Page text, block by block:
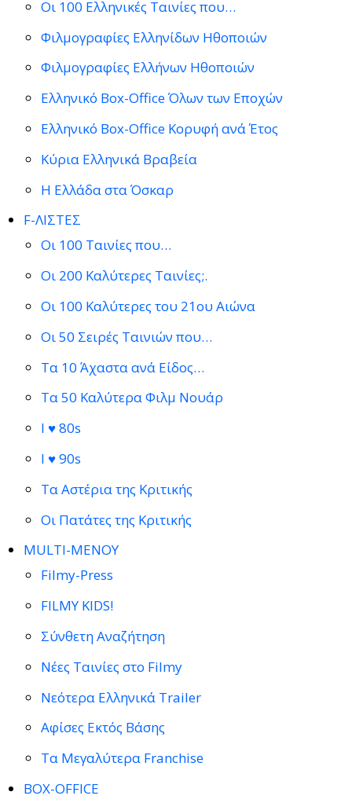
Οι 100 Ελληνικές Ταινίες που…
Φιλμογραφίες Ελληνίδων Ηθοποιών
Φιλμογραφίες Ελλήνων Ηθοποιών
Ελληνικό Box-Office Όλων των Εποχών
Ελληνικό Box-Office Κορυφή ανά Έτος
Κύρια Ελληνικά Βραβεία
Η Ελλάδα στα Όσκαρ
F-ΛΙΣΤΕΣ
Οι 100 Ταινίες που…
Οι 200 Καλύτερες Ταινίες;.
Οι 100 Καλύτερες του 21ου Αιώνα
Οι 50 Σειρές Ταινιών που…
Τα 10 Άχαστα ανά Είδος…
Τα 50 Καλύτερα Φιλμ Νουάρ
I ♥ 80s
I ♥ 90s
Τα Αστέρια της Κριτικής
Οι Πατάτες της Κριτικής
MULTI-ΜΕΝΟΥ
Filmy-Press
FILMY KIDS!
Σύνθετη Αναζήτηση
Νέες Ταινίες στο Filmy
Νεότερα Ελληνικά Trailer
Αφίσες Εκτός Βάσης
Τα Μεγαλύτερα Franchise
BOX-OFFICE